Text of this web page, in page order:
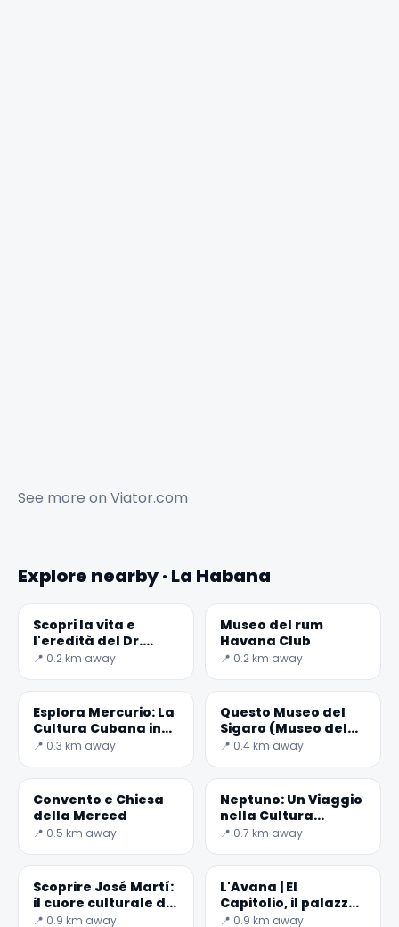
See more on Viator.com
Explore nearby · La Habana
Scopri la vita e
l'eredità del Dr.
Carlos J. Finlay a
📍 0.2 km away
Museo del rum
Havana Club
📍 0.2 km away
Esplora Mercurio: La
Cultura Cubana in
Musica e Storia
📍 0.3 km away
Questo Museo del
Sigaro (Museo del
Tabaco)
📍 0.4 km away
Convento e Chiesa
della Merced
📍 0.5 km away
Neptuno: Un Viaggio
nella Cultura
Cubana
📍 0.7 km away
Scoprire José Martí:
il cuore culturale di
Cuba
📍 0.9 km away
L'Avana | El
Capitolio, il palazzo
del Campidoglio
📍 0.9 km away
✕